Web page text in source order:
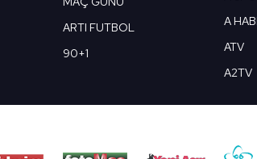
ARTI FUTBOL
90+1
A
ATV
A2TV